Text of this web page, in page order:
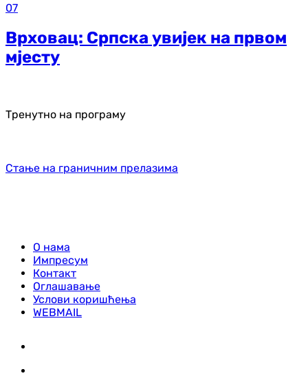
07
Врховац: Српска увијек на првом
мјесту
Тренутно на програму
Стање на граничним прелазима
О нама
Импресум
Контакт
Оглашавање
Услови коришћења
WEBMAIL